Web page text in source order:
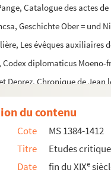
Catalogue des actes
Geschichte Ober = und
Les évêques auxiliaires
Codex diplomaticus
Deprez, Chronique de Jean
et Dernheim, Urkunden zur
Le cardinal Louis
Zwei Foerderer des
Die geist. Ubungen des
Espagnols et Flamands
du contenu
Cote
MS 1384-1412
Titre
Etudes
Date
fin du XIXe